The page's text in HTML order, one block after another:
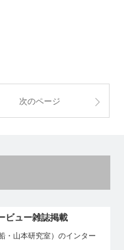
次のページ
ビュー雑誌掲載
・山本研究室）のインター